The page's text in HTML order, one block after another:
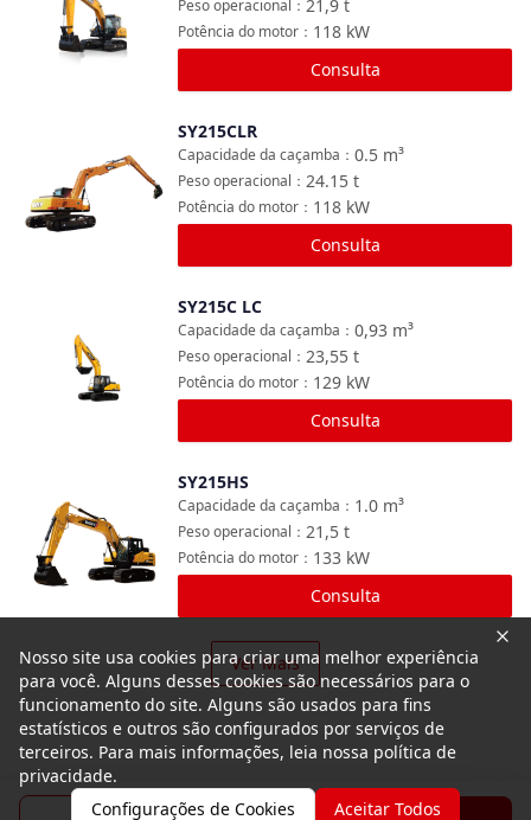
21,9 t
Peso operacional ：
118 kW
Potência do motor ：
Consulta
SY215CLR
0.5 m³
Capacidade da caçamba ：
24.15 t
Peso operacional ：
118 kW
Potência do motor ：
Consulta
SY215C LC
0,93 m³
Capacidade da caçamba ：
23,55 t
Peso operacional ：
129 kW
Potência do motor ：
Consulta
SY215HS
1.0 m³
Capacidade da caçamba ：
21,5 t
Peso operacional ：
133 kW
Potência do motor ：
Consulta
Ver Mais
Nosso site usa cookies para criar uma melhor experiência
para você. Alguns desses cookies são necessários para o
funcionamento do site. Alguns são usados para fins
estatísticos e outros são configurados por serviços de
terceiros. Para mais informações, leia nossa política de
privacidade.
Configurações de Cookies
Aceitar Todos